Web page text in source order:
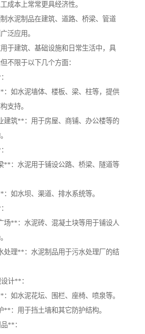
成本上常常更具经济性。
水泥制品在建筑、道路、桥梁、管道
泛应用。
于建筑、基础设施和日常生活中，具
不限于以下几个方面：
如水泥墙体、楼板、梁、柱等，提供
支持。
筑**：用于房屋、商铺、办公楼等的
：水泥用于铺设公路、桥梁、隧道等
如水坝、渠道、排水系统等。
**：水泥砖、混凝土块等用于铺设人
理**：水泥制品用于污水处理厂的结
计**：
如水泥花坛、围栏、座椅、喷泉等。
：用于挡土墙和其它防护结构。
**：